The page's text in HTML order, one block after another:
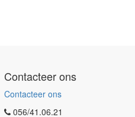
Contacteer ons
Contacteer ons
056/41.06.21